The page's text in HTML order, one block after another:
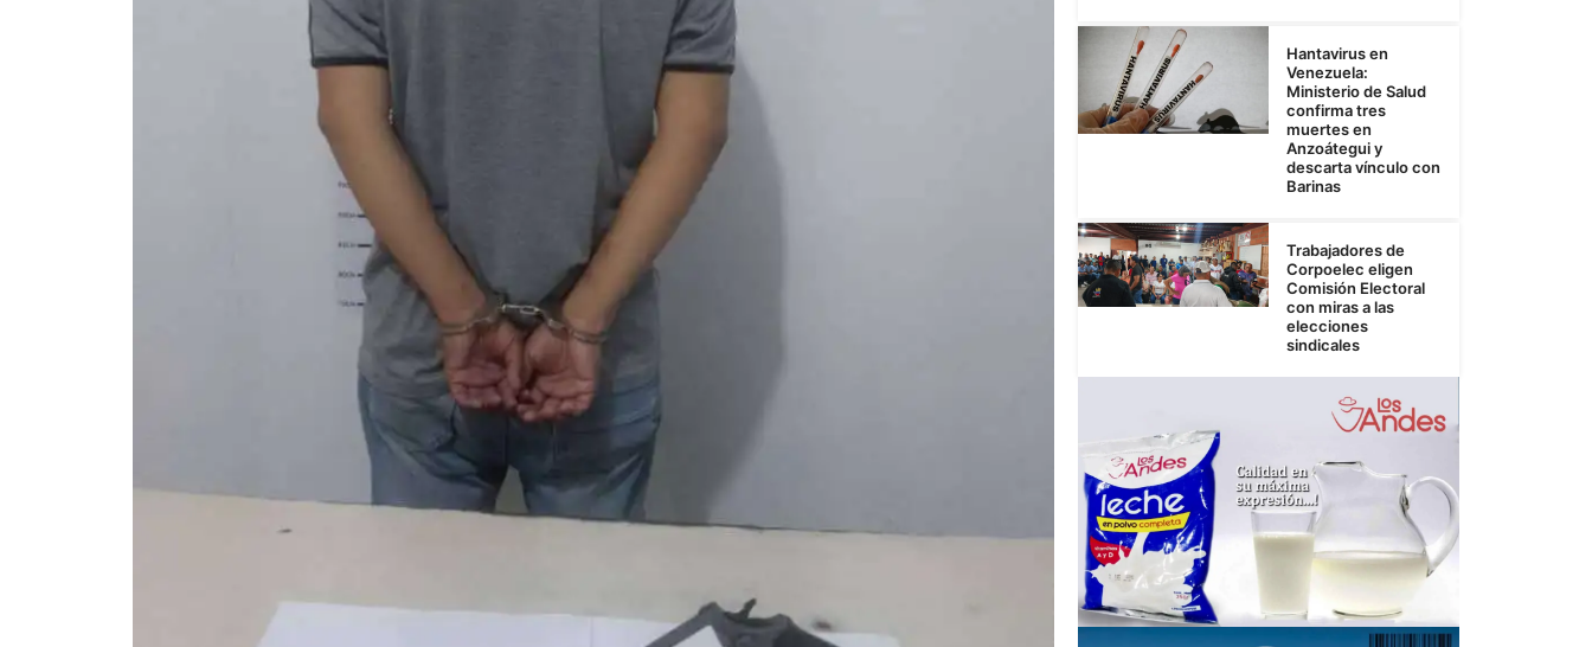
Hantavirus en
Venezuela:
Ministerio de Salud
confirma tres
muertes en
Anzoátegui y
descarta vínculo con
Barinas
Trabajadores de
Corpoelec eligen
Comisión Electoral
con miras a las
elecciones
sindicales